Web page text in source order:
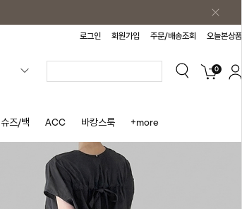
로그인 회원가입 주문/배송조회 오늘본상품
0
슈즈/백 ACC 바캉스룩 +more